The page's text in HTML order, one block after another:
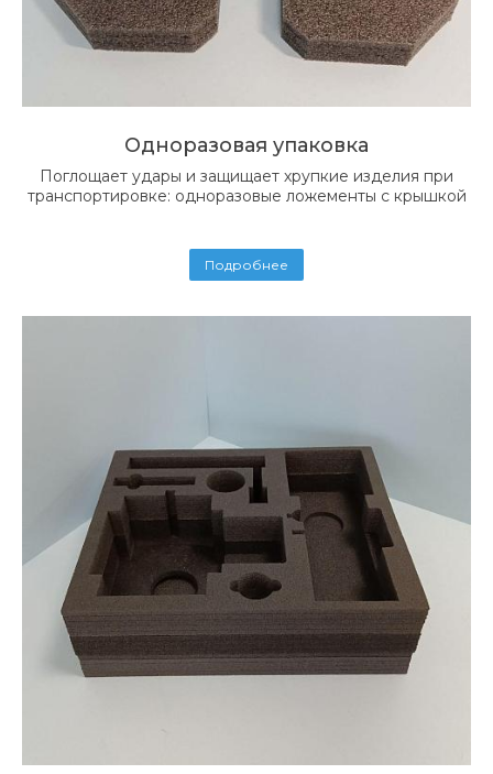
Одноразовая упаковка
Поглощает удары и защищает хрупкие изделия при
транспортировке: одноразовые ложементы с крышкой
Подробнее